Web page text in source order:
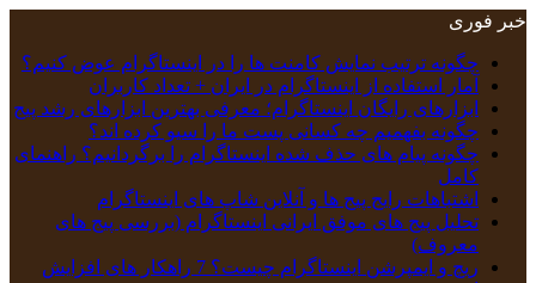
خبر فوری
چگونه ترتیب نمایش کامنت‌ ها را در اینستاگرام عوض کنیم؟
آمار استفاده از اینستاگرام در ایران + تعداد کاربران
ابزارهای رایگان اینستاگرام؛ معرفی بهترین ابزارهای رشد پیج
چگونه بفهمیم چه کسانی پست ما را سیو کرده اند؟
چگونه پیام‌ های حذف‌ شده اینستاگرام را برگردانیم؟ راهنمای
کامل
اشتباهات رایج پیج ها و آنلاین شاپ های اینستاگرام
تحلیل پیج‌ های موفق ایرانی اینستاگرام (بررسی پیج های
معروف)
ریچ و ایمپرشن اینستاگرام چیست؟ 7 راهکار های افزایش